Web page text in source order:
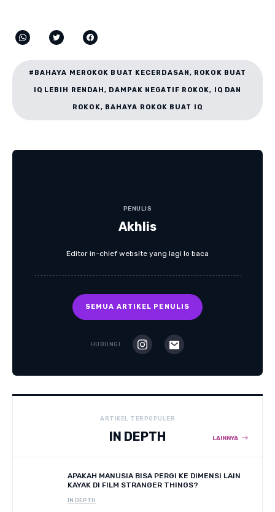
#BAHAYA MEROKOK BUAT KECERDASAN, ROKOK BUAT
IQ LEBIH RENDAH, DAMPAK NEGATIF ROKOK, IQ DAN
ROKOK, BAHAYA ROKOK BUAT IQ
PENULIS
Akhlis
Editor in-chief website yang lagi lo baca
SEMUA ARTIKEL PENULIS
HUBUNGI
ARTIKEL TERPOPULER
IN DEPTH LAINNYA
APAKAH MANUSIA BISA PERGI KE DIMENSI LAIN
KAYAK DI FILM STRANGER THINGS?
IN DEPTH